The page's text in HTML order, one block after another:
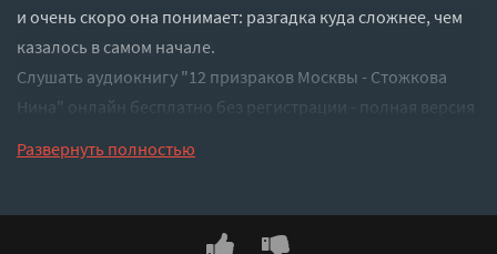
и очень скоро она понимает: разгадка куда сложнее, чем
казалось в самом начале.
Слушать аудиокнигу "12 призраков Москвы - Стожкова
Нина" онлайн бесплатно без регистрации - полная версия
Развернуть полностью